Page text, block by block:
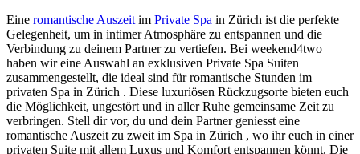
Eine romantische Auszeit im Private Spa in Zürich ist die perfekte
Gelegenheit, um in intimer Atmosphäre zu entspannen und die
Verbindung zu deinem Partner zu vertiefen. Bei weekend4two
haben wir eine Auswahl an exklusiven Private Spa Suiten
zusammengestellt, die ideal sind für romantische Stunden im
privaten Spa in Zürich . Diese luxuriösen Rückzugsorte bieten euch
die Möglichkeit, ungestört und in aller Ruhe gemeinsame Zeit zu
verbringen. Stell dir vor, du und dein Partner geniesst eine
romantische Auszeit zu zweit im Spa in Zürich , wo ihr euch in einer
privaten Suite mit allem Luxus und Komfort entspannen könnt. Die